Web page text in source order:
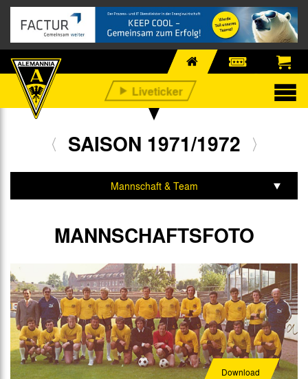
SAISON 1971/1972
Mannschaft & Team
MANNSCHAFTSFOTO
Download